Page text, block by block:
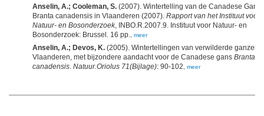
Anselin, A.; Cooleman, S. (2007). Wintertelling van de Canadese Gans,
Branta canadensis in Vlaanderen (2007). Rapport van het Instituut voor
Natuur- en Bosonderzoek, INBO.R.2007.9. Instituut voor Natuur- en
Bosonderzoek: Brussel. 16 pp., meer
Anselin, A.; Devos, K. (2005). Wintertellingen van verwilderde ganzen
Vlaanderen, met bijzondere aandacht voor de Canadese gans Branta
canadensis. Natuur.Oriolus 71(Bijlage): 90-102, meer